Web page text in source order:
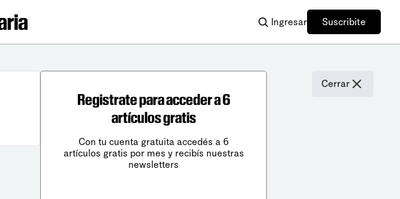
Ingresar Suscribite
Cerrar
Registrate para acceder a 6
artículos gratis
Con tu cuenta gratuita accedés a 6
artículos gratis por mes y recibís nuestras
newsletters